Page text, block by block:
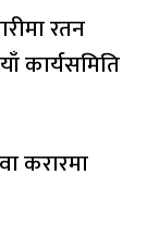
रतन
कार्यसमिति
करारमा